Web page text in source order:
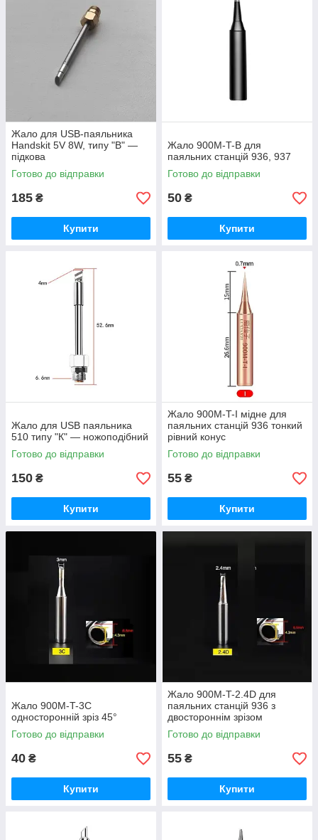
Жало для USB-паяльника
Handskit 5V 8W, типу "B" —
підкова
Готово до відправки
185 ₴
Купити
Жало 900M-T-B для
паяльних станцій 936, 937
Готово до відправки
50 ₴
Купити
Жало для USB паяльника
510 типу "К" — ножоподібний
Готово до відправки
150 ₴
Купити
Жало 900M-T-I мідне для
паяльних станцій 936 тонкий
рівний конус
Готово до відправки
55 ₴
Купити
Жало 900M-T-3C
односторонній зріз 45°
Готово до відправки
40 ₴
Купити
Жало 900M-T-2.4D для
паяльних станцій 936 з
двостороннім зрізом
Готово до відправки
55 ₴
Купити